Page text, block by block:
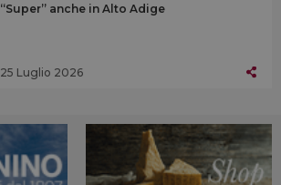
“Super” anche in Alto Adige
25 Luglio 2026